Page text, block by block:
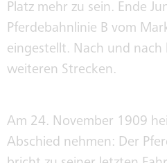
Platz mehr zu sein. Ende
Pferdebahnlinie B vom
eingestellt. Nach und
weiteren Strecken.
Am 24. November 1909
Abschied nehmen: Der